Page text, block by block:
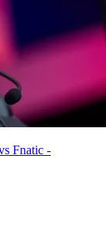
Fnatic -